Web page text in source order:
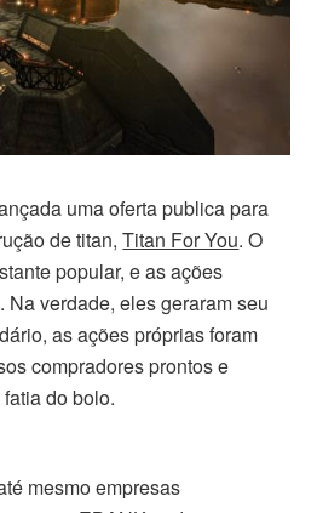
uma oferta publica para
de titan,Titan For You. O
popular, e as ações
Na verdade, eles geraram seu
as ações próprias foram
compradores prontos e
do bolo.
mesmo empresas